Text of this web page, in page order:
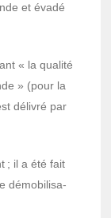
et évadé
« la qualité
» (pour la
déli­vré par
; il a été fait
démo­bi­li­sa­